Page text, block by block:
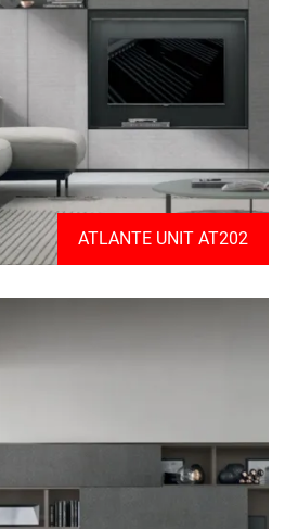
ATLANTE UNIT AT202